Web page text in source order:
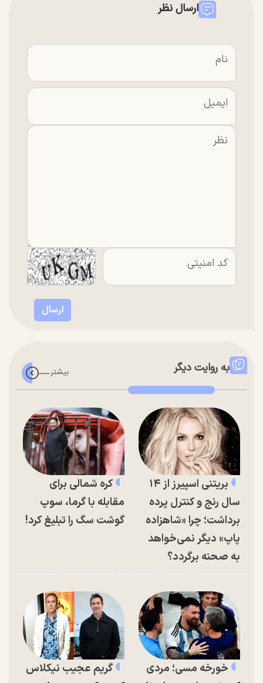
ارسال نظر
به روایت دیگر
بریتنی اسپیرز از ۱۴
سال رنج و کنترل پرده
برداشت؛ چرا «شاهزاده
پاپ» دیگر نمی‌خواهد
به صحنه برگردد؟
کره شمالی برای
مقابله با گرما، سوپ
گوشت سگ را تبلیغ کرد!
خورخه مسی؛ مردی
گریم عجیب نیکلاس